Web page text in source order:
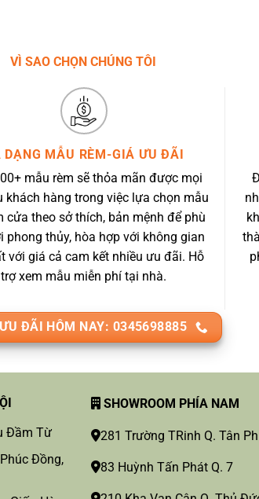
VÌ SAO CHỌN CHÚNG TÔI
MẪU RÈM-GIÁ ƯU ĐÃI
mẫu rèm sẽ thỏa mãn được mọi
khách hàng trong việc lựa chọn mẫu
cửa theo sở thích, bản mệnh để phù
phong thủy, hòa hợp với không gian
với giá cả cam kết nhiều ưu đãi. Hỗ
trợ xem mẫu miễn phí tại nhà.
ĐÃI HÔM NAY: 0345698885
Đầm Từ
Đồng,
SHOWROOM PHÍA NAM
281 Trường TRinh Q. Tân
83 Huỳnh Tấn Phát Q. 7